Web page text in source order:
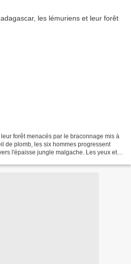
forêt menacés par le braconnage mis à
de plomb, les six hommes progressent
l'épaisse jungle malgache. Les yeux et